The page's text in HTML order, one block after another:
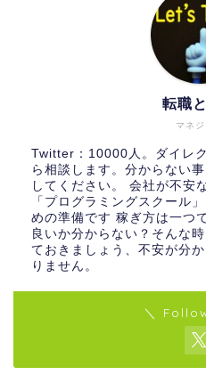
マネジ
転職
Twitter：10000人。ダイレ
ら相談します。分からない
してください。 会社が不安
「プログラミングスクール
めの準備です 稼ぎ方は一つ
良いか分からない？そんな
ておきましょう、不安が分
りません。
＼